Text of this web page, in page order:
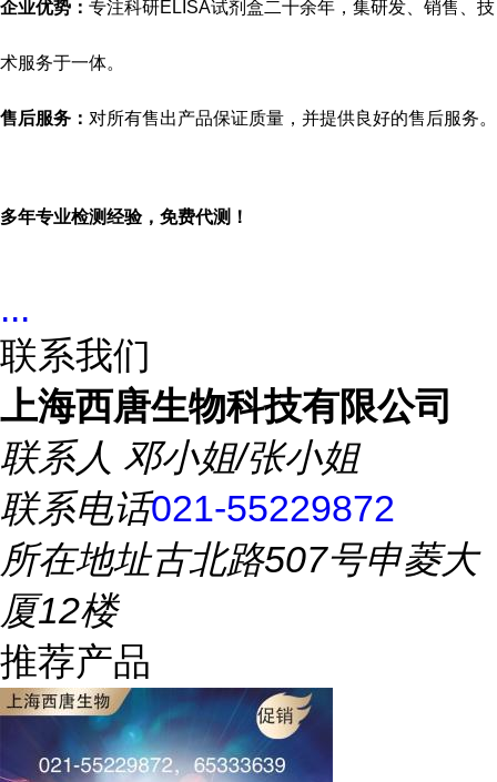
企业优势： 专注科研ELISA试剂盒二十余年，集研发、销售、技
术服务于一体。
售后服务： 对所有售出产品保证质量，并提供良好的售后服务。
多年专业检测经验，免费代测！
...
联系我们
上海西唐生物科技有限公司
联系人 邓小姐/张小姐
联系电话021-55229872
所在地址古北路507号申菱大
厦12楼
推荐产品